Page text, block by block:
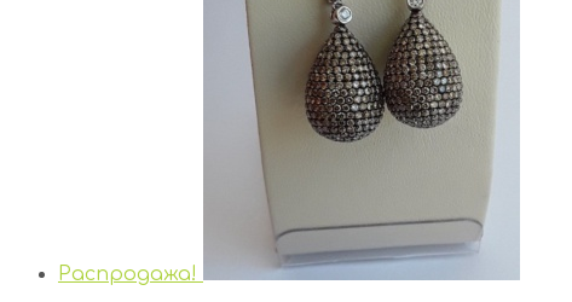
Распродажа!